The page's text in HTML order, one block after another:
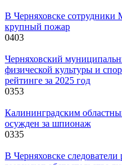
В Черняховске
крупный пожар
0403
Черняховский
физической культуры и
рейтинге за 2025 год
0353
Калининградским
осужден за шпионаж
0335
В Черняховске